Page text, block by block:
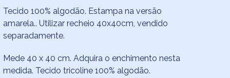
Tecido 100% algodão. Estampa na versão
amarela.. Utilizar recheio 40x40cm, vendido
separadamente.
Mede 40 x 40 cm. Adquira o enchimento nesta
medida. Tecido tricoline 100% algodão.